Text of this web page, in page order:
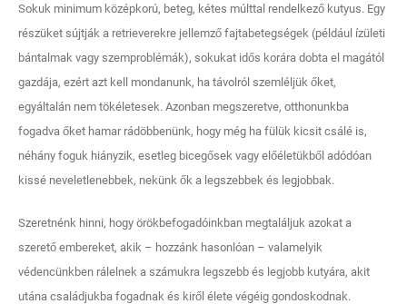
Sokuk minimum középkorú, beteg, kétes múlttal rendelkező kutyus. Egy
részüket sújtják a retrieverekre jellemző fajtabetegségek (például ízületi
bántalmak vagy szemproblémák), sokukat idős korára dobta el magától
gazdája, ezért azt kell mondanunk, ha távolról szemléljük őket,
egyáltalán nem tökéletesek. Azonban megszeretve, otthonunkba
fogadva őket hamar rádöbbenünk, hogy még ha fülük kicsit csálé is,
néhány foguk hiányzik, esetleg bicegősek vagy előéletükből adódóan
kissé neveletlenebbek, nekünk ők a legszebbek és legjobbak.
Szeretnénk hinni, hogy örökbefogadóinkban megtaláljuk azokat a
szerető embereket, akik – hozzánk hasonlóan – valamelyik
védencünkben rálelnek a számukra legszebb és legjobb kutyára, akit
utána családjukba fogadnak és kiről élete végéig gondoskodnak.